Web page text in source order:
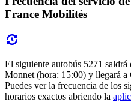
France Mobilités
El siguiente autobús 5271
Monnet (hora: 15:00) y llegará
Puedes ver la frecuencia de los
horarios exactos abriendo la